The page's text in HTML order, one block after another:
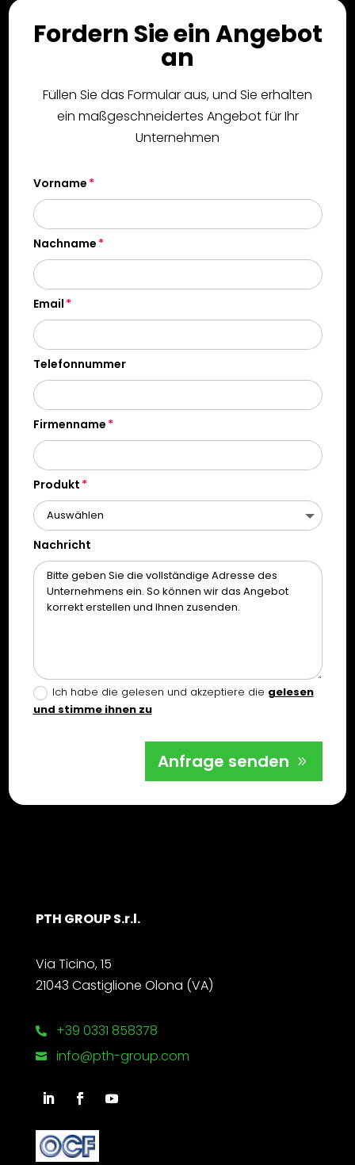
Fordern Sie ein Angebot
an
Füllen Sie das Formular aus, und Sie erhalten
ein maßgeschneidertes Angebot für Ihr
Unternehmen
Vorname
Nachname
Email
Telefonnummer
Firmenname
Produkt
Nachricht
Ich habe die gelesen und akzeptiere die gelesen
und stimme ihnen zu
Anfrage senden
PTH GROUP S.r.l.
Via Ticino, 15
21043 Castiglione Olona (VA)
 +39 0331 858378
 info@pth-group.com